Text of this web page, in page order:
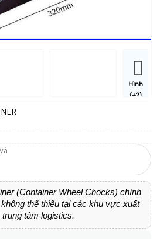
Hình
(+2)
(Container Wheel Chocks) chính
thể thiếu tại các khu vực xuất
tâm logistics.